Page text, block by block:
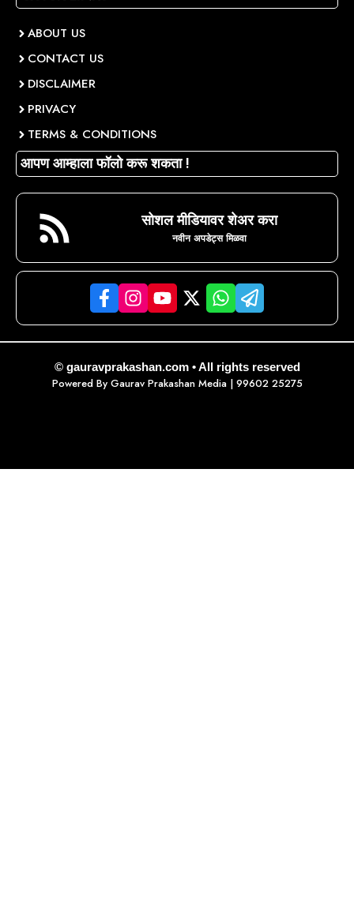
ABOUT US
CONTACT US
DISCLAIMER
PRIVACY
TERMS & CONDITIONS
आपण आम्हाला फॉलो करू शकता !
सोशल मीडियावर शेअर करा
नवीन अपडेट्स मिळवा
© gauravprakashan.com • All rights reserved
Powered By Gaurav Prakashan Media| 99602 25275